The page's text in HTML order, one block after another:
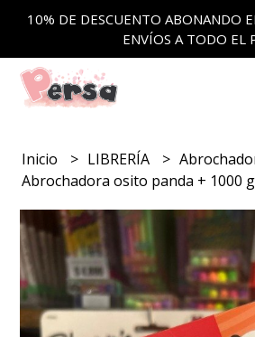
10% DE DESCUENTO ABONANDO
ENVÍOS A TODO EL
Inicio LIBRERÍA
Abrochadora osito panda + 1000